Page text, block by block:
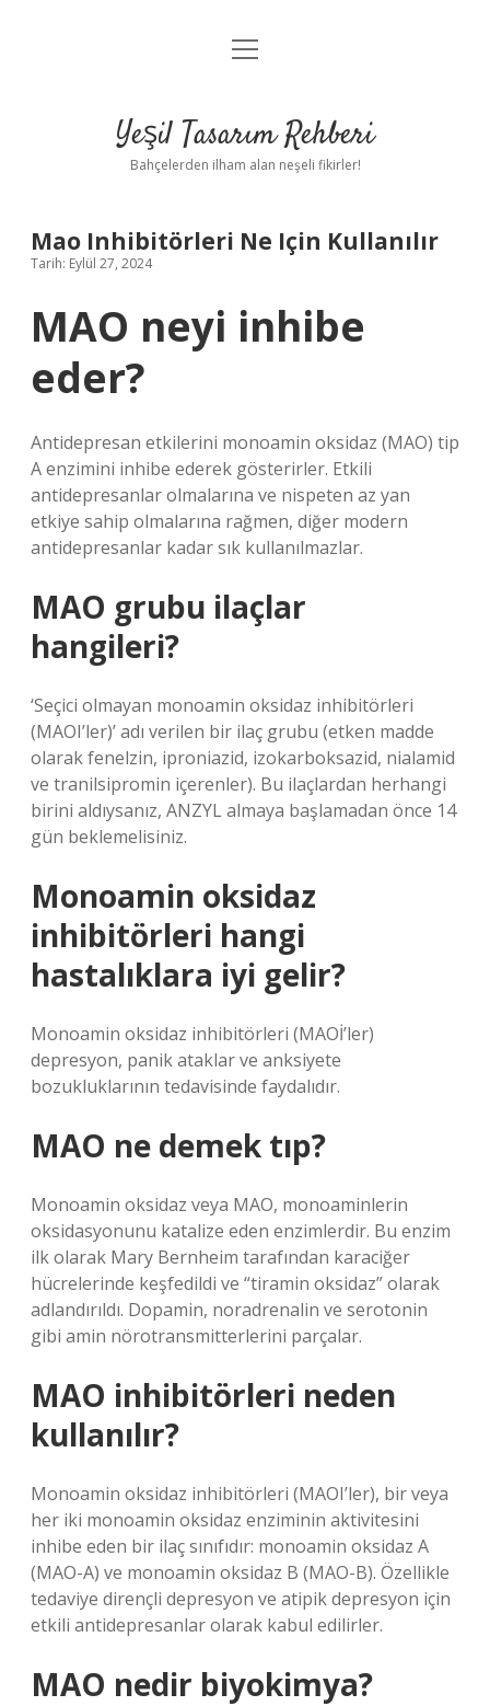
Anasayfa
Yasal Uyarı
menüyü
Yeşil Tasarım Rehberi
Bahçelerden ilham alan neşeli fikirler!
Mao Inhibitörleri Ne Için Kullanılır
Tarih: Eylül 27, 2024
MAO neyi inhibe
eder?
Antidepresan etkilerini monoamin oksidaz (MAO) tip
A enzimini inhibe ederek gösterirler. Etkili
antidepresanlar olmalarına ve nispeten az yan
etkiye sahip olmalarına rağmen, diğer modern
antidepresanlar kadar sık ​​kullanılmazlar.
MAO grubu ilaçlar
hangileri?
‘Seçici olmayan monoamin oksidaz inhibitörleri
(MAOI’ler)’ adı verilen bir ilaç grubu (etken madde
olarak fenelzin, iproniazid, izokarboksazid, nialamid
ve tranilsipromin içerenler). Bu ilaçlardan herhangi
birini aldıysanız, ANZYL almaya başlamadan önce 14
gün beklemelisiniz.
Monoamin oksidaz
inhibitörleri hangi
hastalıklara iyi gelir?
Monoamin oksidaz inhibitörleri (MAOİ’ler)
depresyon, panik ataklar ve anksiyete
bozukluklarının tedavisinde faydalıdır.
MAO ne demek tıp?
Monoamin oksidaz veya MAO, monoaminlerin
oksidasyonunu katalize eden enzimlerdir. Bu enzim
ilk olarak Mary Bernheim tarafından karaciğer
hücrelerinde keşfedildi ve “tiramin oksidaz” olarak
adlandırıldı. Dopamin, noradrenalin ve serotonin
gibi amin nörotransmitterlerini parçalar.
MAO inhibitörleri neden
kullanılır?
Monoamin oksidaz inhibitörleri (MAOI’ler), bir veya
her iki monoamin oksidaz enziminin aktivitesini
inhibe eden bir ilaç sınıfıdır: monoamin oksidaz A
(MAO-A) ve monoamin oksidaz B (MAO-B). Özellikle
tedaviye dirençli depresyon ve atipik depresyon için
etkili antidepresanlar olarak kabul edilirler.
MAO nedir biyokimya?